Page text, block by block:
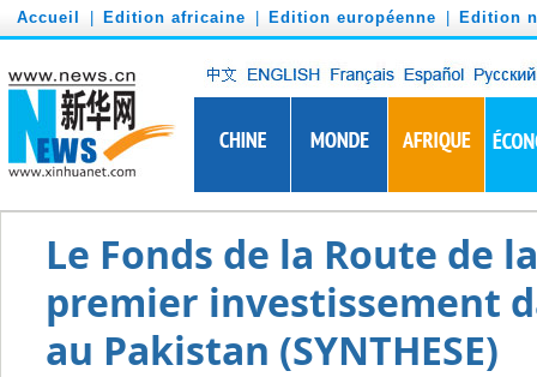
Accueil Edition africaine Edition européenne Edition
Le Fonds de la Route de
premier investissement
au Pakistan (SYNTHESE)